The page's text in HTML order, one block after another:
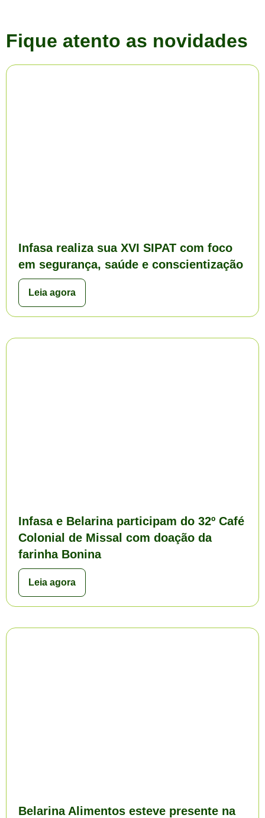
Fique atento as novidades
Infasa realiza sua XVI SIPAT com foco
em segurança, saúde e conscientização
Leia agora
Infasa e Belarina participam do 32º Café
Colonial de Missal com doação da
farinha Bonina
Leia agora
Belarina Alimentos esteve presente na